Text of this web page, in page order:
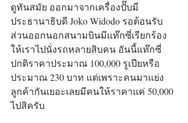
ดูทันสมัย ออกมาจากเครื่องปั๊บมี
ประธานาธิบดี Joko Widodo รอต้อนรับ
ส่วนออกนอกสนามบินมีแท๊กซี่เรียกร้อง
ให้เราไปนั่งรถหลายสิบคน อันนี้แท๊กซี่
ปกติราคาประมาณ 100,000 รูเปียหรือ
ประมาณ 230 บาท แต่เพราะคนมาแย่ง
ลูกค้ากันเยอะเลยมีคนให้ราคาแค่ 50,000
ไปสิครับ